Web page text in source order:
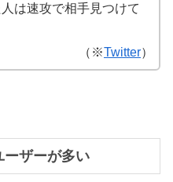
は速攻で相手見つけて
（※Twitter）
ーザーが多い